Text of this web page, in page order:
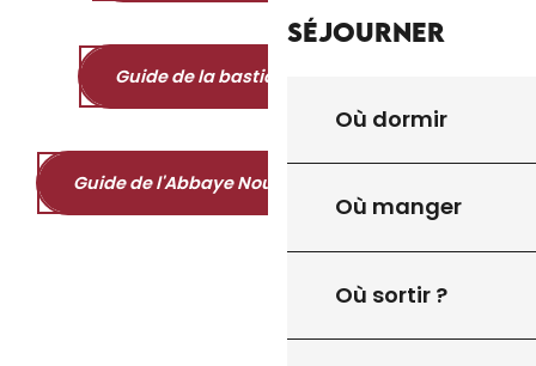
Séjourner
Où dormir
Où manger
Où sortir ?
Guide de la bastide de Cazals
Guide de l'Abbaye Nouvelle de Léobard
Visiter Le Vigan-en-Quercy